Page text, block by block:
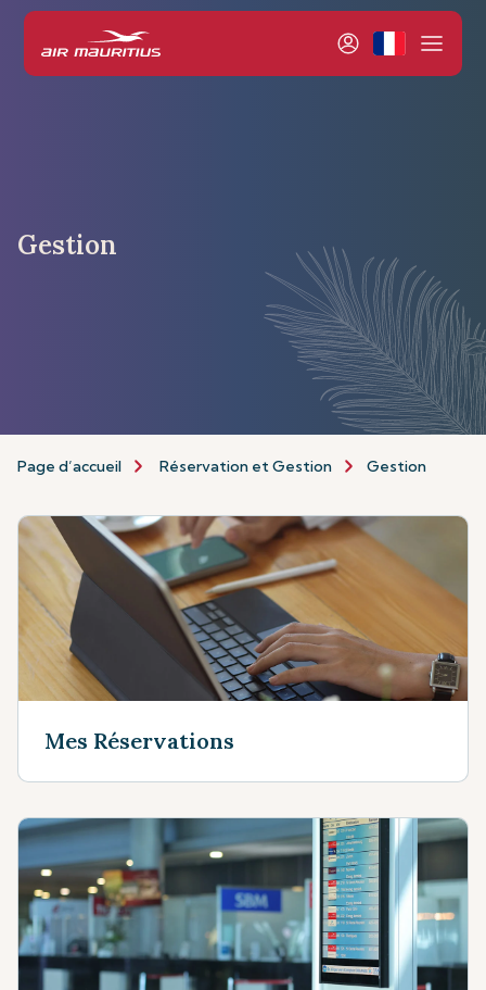
Gestion
Page d’accueil Réservation et Gestion Gestion
Mes Réservations